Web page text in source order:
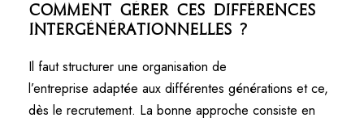
Comment gérer ces différences
intergénérationnelles ?
Il faut structurer une organisation de
l’entreprise adaptée aux différentes générations et ce,
dès le recrutement. La bonne approche consiste en